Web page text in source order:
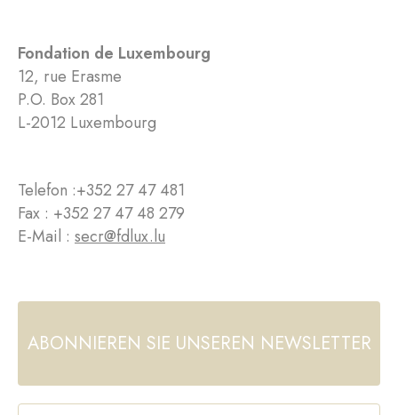
Fondation de Luxembourg
12, rue Erasme
P.O. Box 281
L-2012 Luxembourg
Telefon :+352 27 47 481
Fax : +352 27 47 48 279
E-Mail : secr@fdlux.lu
ABONNIEREN SIE UNSEREN NEWSLETTER